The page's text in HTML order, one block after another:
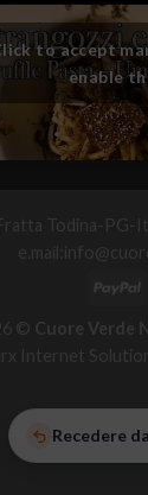
to accept
enable
Todina-
© Cuore Verde
Internet
Recedere